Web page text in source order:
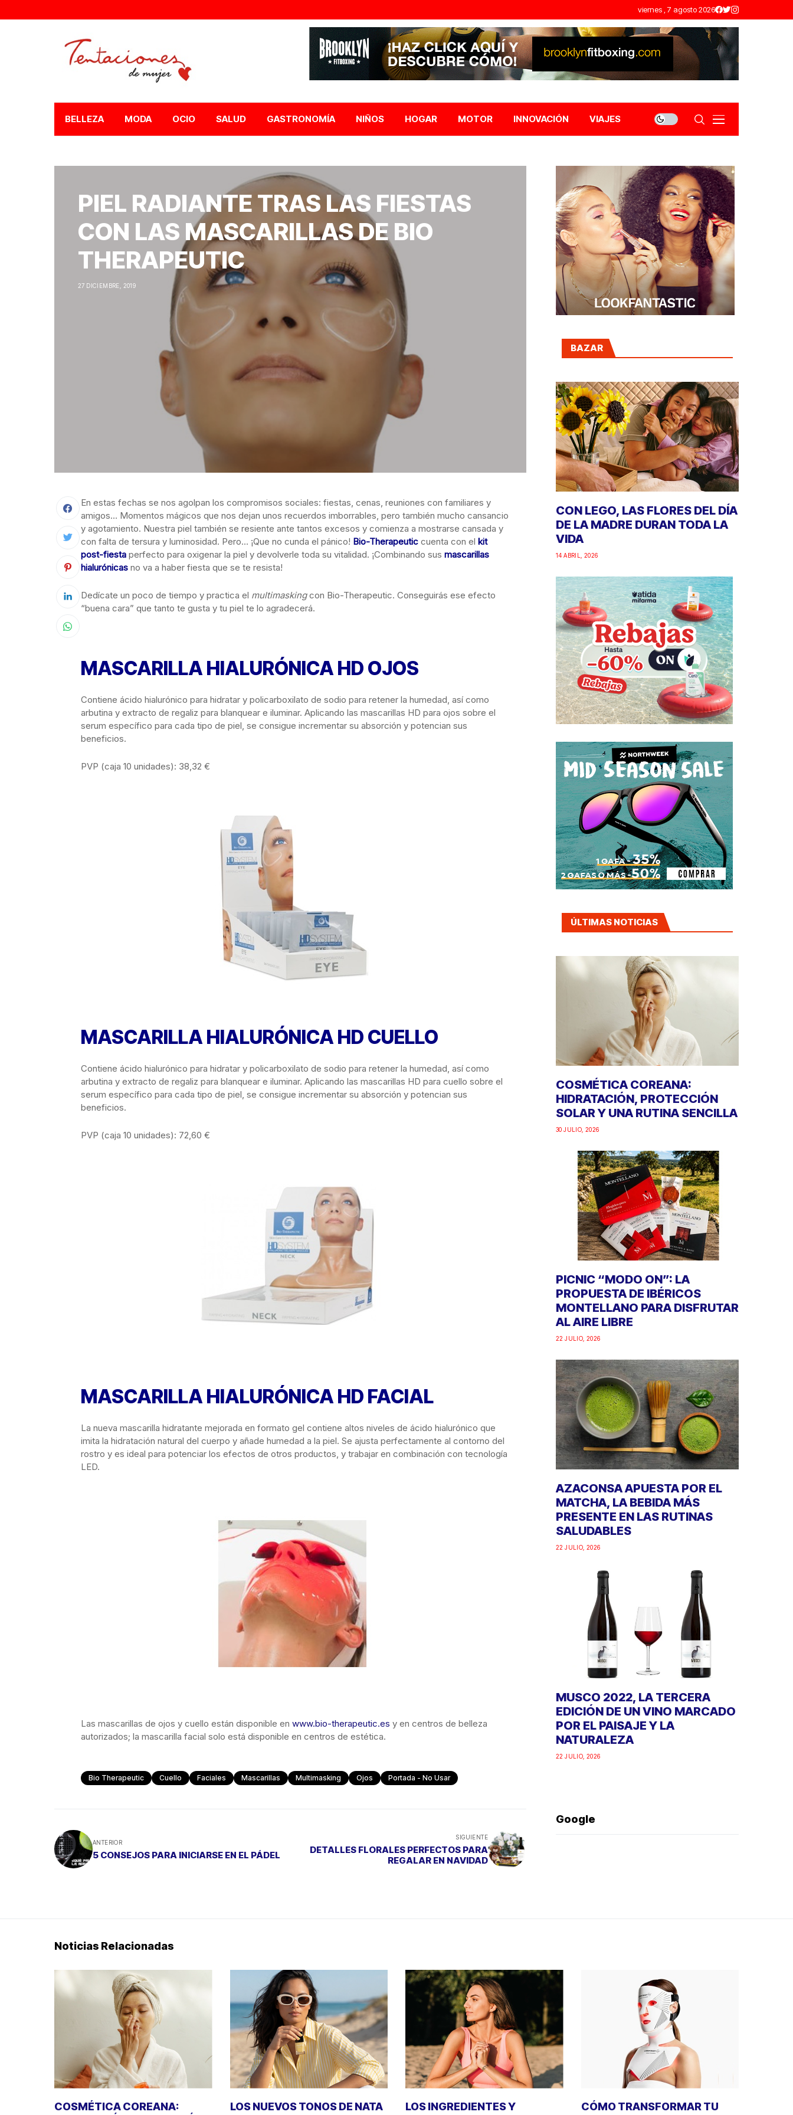
viernes , 7 agosto 2026
BELLEZA MODA OCIO SALUD GASTRONOMÍA NIÑOS HOGAR MOTOR INNOVACIÓN VIAJES
PIEL RADIANTE TRAS LAS FIESTAS
CON LAS MASCARILLAS DE BIO
THERAPEUTIC
27 DICIEMBRE, 2019
En estas fechas se nos agolpan los compromisos sociales: fiestas, cenas, reuniones con familiares y
amigos… Momentos mágicos que nos dejan unos recuerdos imborrables, pero también mucho cansancio
y agotamiento. Nuestra piel también se resiente ante tantos excesos y comienza a mostrarse cansada y
con falta de tersura y luminosidad. Pero… ¡Que no cunda el pánico! Bio-Therapeutic cuenta con el kit
post-fiesta perfecto para oxigenar la piel y devolverle toda su vitalidad. ¡Combinando sus mascarillas
hialurónicas no va a haber fiesta que se te resista!
Dedícate un poco de tiempo y practica el multimaskingcon Bio-Therapeutic. Conseguirás ese efecto
“buena cara” que tanto te gusta y tu piel te lo agradecerá.
MASCARILLA HIALURÓNICA HD OJOS
Contiene ácido hialurónico para hidratar y policarboxilato de sodio para retener la humedad, así como
arbutina y extracto de regaliz para blanquear e iluminar. Aplicando las mascarillas HD para ojos sobre el
serum específico para cada tipo de piel, se consigue incrementar su absorción y potencian sus
beneficios.
PVP (caja 10 unidades): 38,32 €
MASCARILLA HIALURÓNICAHD CUELLO
Contiene ácido hialurónico para hidratar y policarboxilato de sodio para retener la humedad, así como
arbutina y extracto de regaliz para blanquear e iluminar. Aplicando las mascarillas HD para cuello sobre el
serum específico para cada tipo de piel, se consigue incrementar su absorción y potencian sus
beneficios.
PVP (caja 10 unidades): 72,60 €
MASCARILLA HIALURÓNICA HD FACIAL
La nueva mascarilla hidratante mejorada en formato gel contiene altos niveles de ácido hialurónico que
imita la hidratación natural del cuerpo y añade humedad a la piel. Se ajusta perfectamente al contorno del
rostro y es ideal para potenciar los efectos de otros productos, y trabajar en combinación con tecnología
LED.
Las mascarillas de ojos y cuello están disponible en www.bio-therapeutic.es y en centros de belleza
autorizados; la mascarilla facial solo está disponible en centros de estética.
Bio Therapeutic Cuello Faciales Mascarillas Multimasking Ojos Portada - No Usar
ANTERIOR
5 CONSEJOS PARA INICIARSE EN EL PÁDEL
SIGUIENTE
DETALLES FLORALES PERFECTOS PARA
REGALAR EN NAVIDAD
BAZAR
CON LEGO, LAS FLORES DEL DÍA
DE LA MADRE DURAN TODA LA
VIDA
14 ABRIL, 2026
ÚLTIMAS NOTICIAS
COSMÉTICA COREANA:
HIDRATACIÓN, PROTECCIÓN
SOLAR Y UNA RUTINA SENCILLA
30 JULIO, 2026
PICNIC “MODO ON”: LA
PROPUESTA DE IBÉRICOS
MONTELLANO PARA DISFRUTAR
AL AIRE LIBRE
22 JULIO, 2026
AZACONSA APUESTA POR EL
MATCHA, LA BEBIDA MÁS
PRESENTE EN LAS RUTINAS
SALUDABLES
22 JULIO, 2026
MUSCO 2022, LA TERCERA
EDICIÓN DE UN VINO MARCADO
POR EL PAISAJE Y LA
NATURALEZA
22 JULIO, 2026
Google
Noticias Relacionadas
COSMÉTICA COREANA:
LOS NUEVOS TONOS DE NATA
LOS INGREDIENTES Y
CÓMO TRANSFORMAR TU